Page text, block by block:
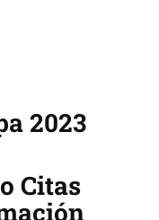
2023
Citas